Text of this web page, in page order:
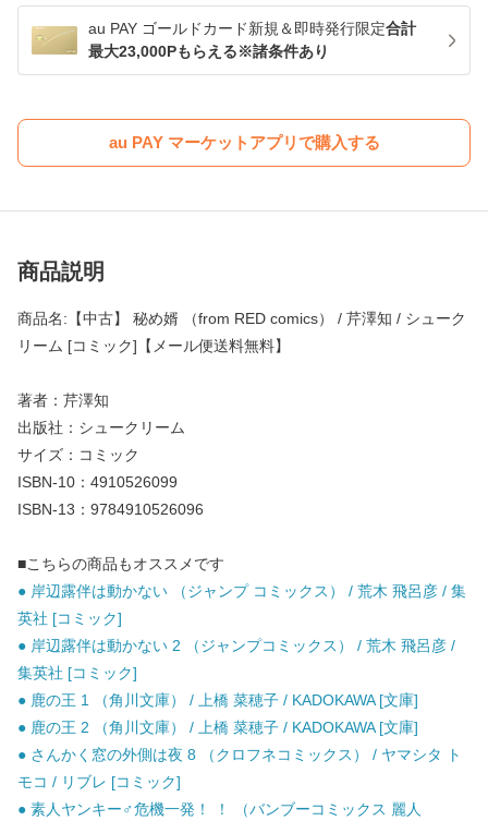
au PAY ゴールドカード新規＆即時発行限定合計
最大23,000Pもらえる※諸条件あり
au PAY マーケットアプリで購入する
商品説明
商品名:【中古】 秘め婿 （from RED comics） / 芹澤知 / シューク
リーム [コミック]【メール便送料無料】
著者：芹澤知
出版社：シュークリーム
サイズ：コミック
ISBN-10：4910526099
ISBN-13：9784910526096
■こちらの商品もオススメです
● 岸辺露伴は動かない （ジャンプ コミックス） / 荒木 飛呂彦 / 集
英社 [コミック]
● 岸辺露伴は動かない 2 （ジャンプコミックス） / 荒木 飛呂彦 /
集英社 [コミック]
● 鹿の王 1 （角川文庫） / 上橋 菜穂子 / KADOKAWA [文庫]
● 鹿の王 2 （角川文庫） / 上橋 菜穂子 / KADOKAWA [文庫]
● さんかく窓の外側は夜 8 （クロフネコミックス） / ヤマシタ ト
モコ / リブレ [コミック]
● 素人ヤンキー♂危機一発！ ！ （バンブーコミックス 麗人